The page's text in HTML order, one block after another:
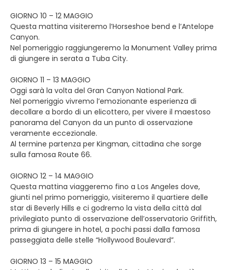
GIORNO 10 – 12 MAGGIO
Questa mattina visiteremo l’Horseshoe bend e l’Antelope
Canyon.
Nel pomeriggio raggiungeremo la Monument Valley prima
di giungere in serata a Tuba City.
GIORNO 11 – 13 MAGGIO
Oggi sarà la volta del Gran Canyon National Park.
Nel pomeriggio vivremo l’emozionante esperienza di
decollare a bordo di un elicottero, per vivere il maestoso
panorama del Canyon da un punto di osservazione
veramente eccezionale.
Al termine partenza per Kingman, cittadina che sorge
sulla famosa Route 66.
GIORNO 12 – 14 MAGGIO
Questa mattina viaggeremo fino a Los Angeles dove,
giunti nel primo pomeriggio, visiteremo il quartiere delle
star di Beverly Hills e ci godremo la vista della città dal
privilegiato punto di osservazione dell’osservatorio Griffith,
prima di giungere in hotel, a pochi passi dalla famosa
passeggiata delle stelle “Hollywood Boulevard”.
GIORNO 13 – 15 MAGGIO